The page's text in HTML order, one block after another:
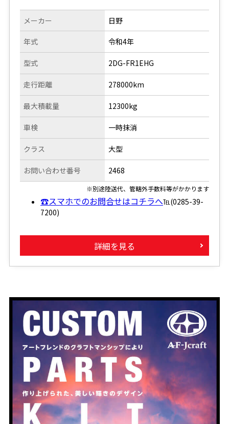
メーカー
年式
型式
走行距離
日野
令和4年
2DG-FR1EHG
278000km
最大積載量
車検
クラス
お問い合わせ番号
12300kg
一時抹消
大型
2468
※別途陸送代、管轄外手数料等がかかります
☎スマホでのお問合せはコチラへ℡(0285-39-
7200)
詳細を見る